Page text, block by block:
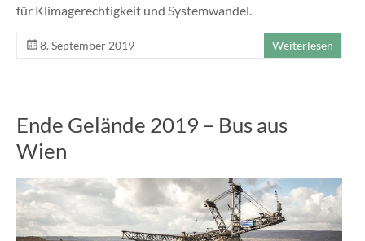
für Klimagerechtigkeit und Systemwandel.
8. September 2019 Weiterlesen
Ende Gelände 2019 – Bus aus
Wien